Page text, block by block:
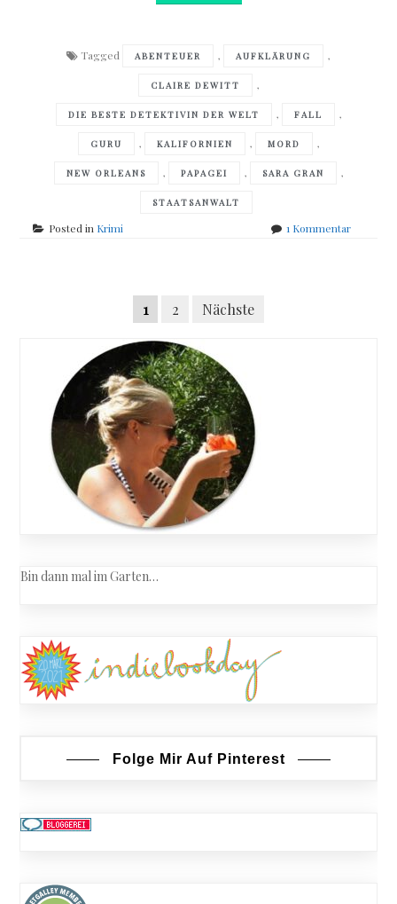
Tagged ABENTEUER , AUFKLÄRUNG ,
CLAIRE DEWITT ,
DIE BESTE DETEKTIVIN DER WELT , FALL ,
GURU , KALIFORNIEN , MORD ,
NEW ORLEANS , PAPAGEI , SARA GRAN ,
STAATSANWALT
Posted in Krimi 1 Kommentarzu
navigation
Seitennummerierung
Beiträge
1 2 Nächste
Bin dann mal im Garten…
Folge Mir Auf Pinterest